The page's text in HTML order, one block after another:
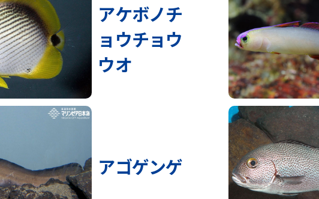
アケボノチ
ョウチョウ
ウオ
アゴゲンゲ